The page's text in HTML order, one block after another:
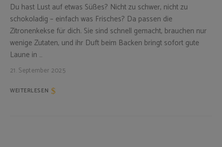
Du hast Lust auf etwas Süßes? Nicht zu schwer, nicht zu
schokoladig – einfach was Frisches? Da passen die
Zitronenkekse für dich. Sie sind schnell gemacht, brauchen nur
wenige Zutaten, und ihr Duft beim Backen bringt sofort gute
Laune in …
21. September 2025
WEITERLESEN